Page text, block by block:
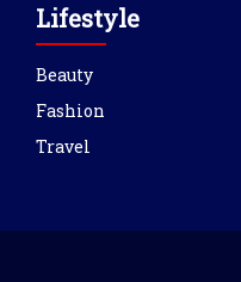
Lifestyle
Beauty
Fashion
Travel